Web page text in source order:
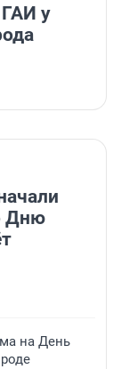
у
Дню
на День